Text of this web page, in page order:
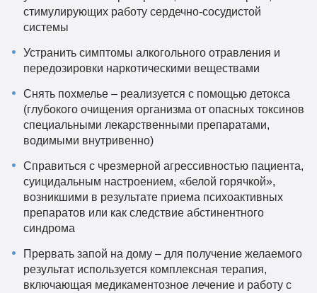
стимулирующих работу сердечно-сосудистой
системы
Устранить симптомы алкогольного отравления и
передозировки наркотическими веществами
Снять похмелье – реализуется с помощью детокса
(глубокого очищения организма от опасных токсинов
специальными лекарственными препаратами,
водимыми внутривенно)
Справиться с чрезмерной агрессивностью пациента,
суицидальным настроением, «белой горячкой»,
возникшими в результате приема психоактивных
препаратов или как следствие абстинентного
синдрома
Прервать запой на дому – для получение желаемого
результат используется комплексная терапия,
включающая медикаментозное лечение и работу с